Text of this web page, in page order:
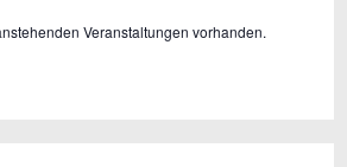
Veranstaltungen vorhanden.